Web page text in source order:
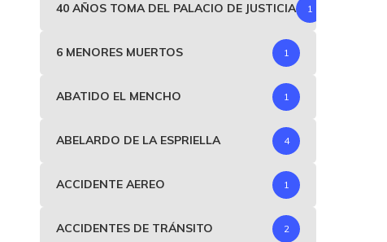
40 AÑOS TOMA DEL PALACIO DE JUSTICIA 1
6 MENORES MUERTOS 1
ABATIDO EL MENCHO 1
ABELARDO DE LA ESPRIELLA 4
ACCIDENTE AEREO 1
ACCIDENTES DE TRÁNSITO 2